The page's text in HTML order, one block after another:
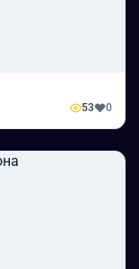
53 0